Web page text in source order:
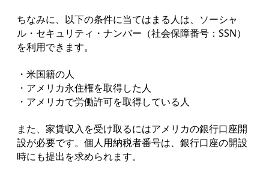
ちなみに、以下の条件に当てはまる人は、ソーシャ
ル・セキュリティ・ナンバー（社会保障番号：SSN）
を利用できます。
・米国籍の人
・アメリカ永住権を取得した人
・アメリカで労働許可を取得している人
また、家賃収入を受け取るにはアメリカの銀行口座開
設が必要です。個人用納税者番号は、銀行口座の開設
時にも提出を求められます。